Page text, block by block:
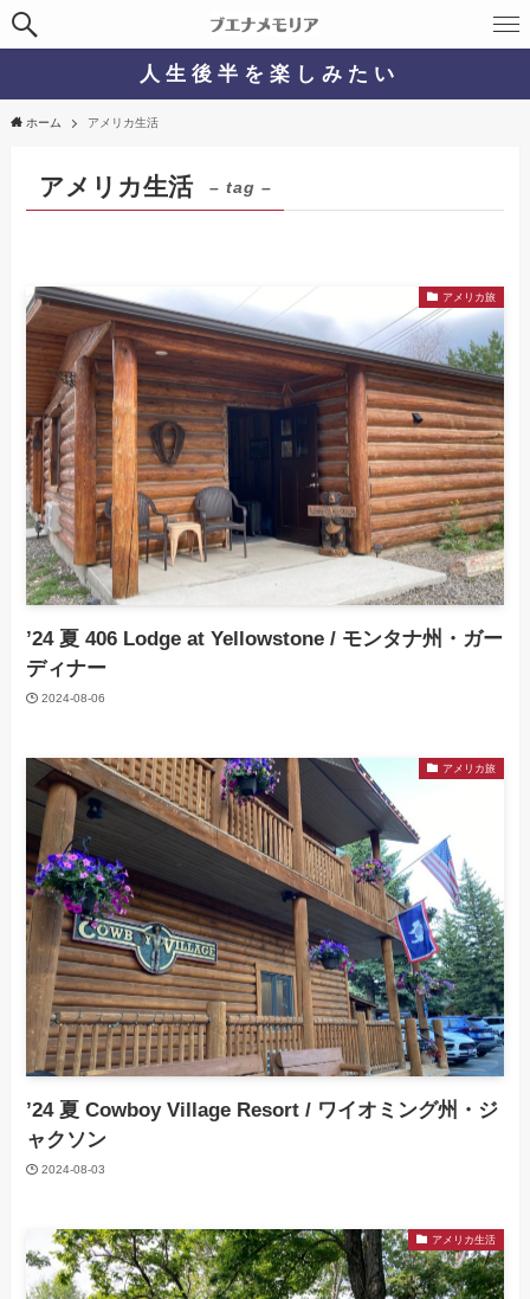
人 生 後 半 を 楽 し み た い
ホーム アメリカ生活
アメリカ生活 – tag –
アメリカ旅
’24 夏 406 Lodge at Yellowstone / モンタナ州・ガー
ディナー
2024-08-06
アメリカ旅
’24 夏 Cowboy Village Resort / ワイオミング州・ジ
ャクソン
2024-08-03
アメリカ生活